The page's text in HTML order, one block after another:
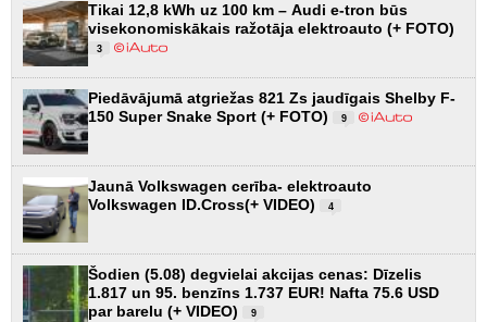
Tikai 12,8 kWh uz 100 km – Audi e-tron būs
visekonomiskākais ražotāja elektroauto (+ FOTO)
3
Piedāvājumā atgriežas 821 Zs jaudīgais Shelby F-
150 Super Snake Sport (+ FOTO)
9
Jaunā Volkswagen cerība- elektroauto
Volkswagen ID.Cross(+ VIDEO)
4
Šodien (5.08) degvielai akcijas cenas: Dīzelis
1.817 un 95. benzīns 1.737 EUR! Nafta 75.6 USD
par barelu (+ VIDEO)
9